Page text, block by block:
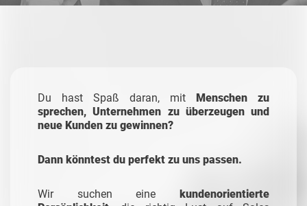
Du hast Spaß daran, mit Menschen zu
sprechen, Unternehmen zu überzeugen und
neue Kunden zu gewinnen?
Dann könntest du perfekt zu uns passen.
Wir suchen eine kundenorientierte